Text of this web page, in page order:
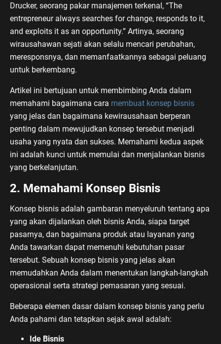
Drucker, seorang pakar manajemen terkenal, “The
entrepreneur always searches for change, responds to it,
and exploits it as an opportunity.” Artinya, seorang
wirausahawan sejati akan selalu mencari perubahan,
meresponsnya, dan memanfaatkannya sebagai peluang
untuk berkembang.
Artikel ini bertujuan untuk membimbing Anda dalam
memahami bagaimana cara membuat konsep bisnis
yang jelas dan bagaimana kewirausahaan berperan
penting dalam mewujudkan konsep tersebut menjadi
usaha yang nyata dan sukses. Memahami kedua aspek
ini adalah kunci untuk memulai dan menjalankan bisnis
yang berkelanjutan.
2. Memahami Konsep Bisnis
Konsep bisnis adalah gambaran menyeluruh tentang apa
yang akan dijalankan oleh bisnis Anda, siapa target
pasarnya, dan bagaimana produk atau layanan yang
Anda tawarkan dapat memenuhi kebutuhan pasar
tersebut. Sebuah konsep bisnis yang jelas akan
memudahkan Anda dalam menentukan langkah-langkah
operasional serta strategi pemasaran yang sesuai.
Beberapa elemen dasar dalam konsep bisnis yang perlu
Anda pahami dan tetapkan sejak awal adalah:
Ide Bisnis